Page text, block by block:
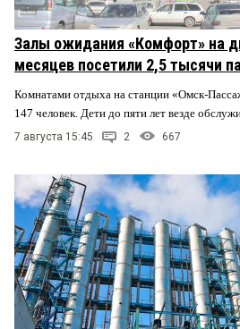
Залы ожидания «Комфорт» на
месяцев посетили 2,5 тысячи
Комнатами отдыха на станции «Омск-
147 человек. Дети до пяти лет везде
7 августа 15:45 2 667